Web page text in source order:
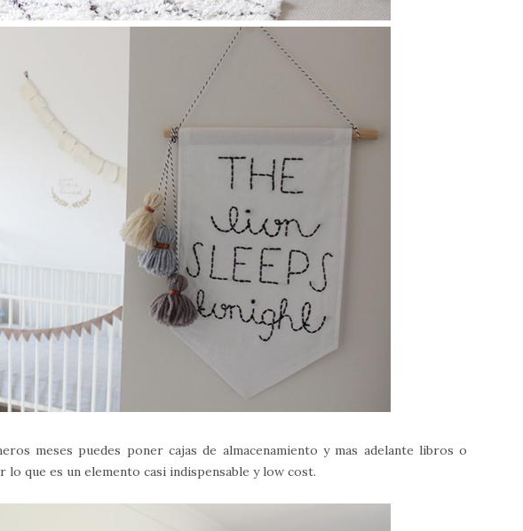
meses puedes poner cajas de almacenamiento y mas adelante libros o
que es un elemento casi indispensable y low cost.